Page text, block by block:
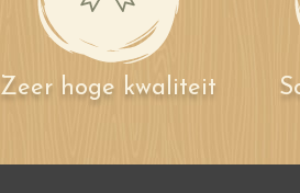
Zeer hoge kwaliteit